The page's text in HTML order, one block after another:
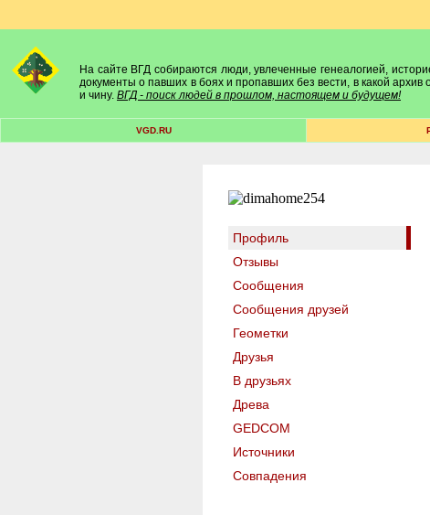
На сайте ВГД собираются люди, увлеченные генеалогией,
документы о павших в боях и пропавших без вести, в какой
и чину. ВГД - поиск людей в прошлом, настоящем и будущем!
VGD.RU
Профиль
Отзывы
Сообщения
Сообщения друзей
Геометки
Друзья
В друзьях
Древа
GEDCOM
Источники
Совпадения